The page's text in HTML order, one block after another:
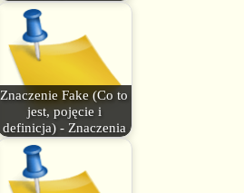
Znaczenie Fake (Co to
jest, pojęcie i
definicja) - Znaczenia